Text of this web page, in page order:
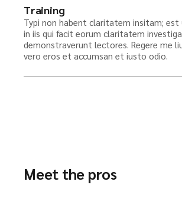
Training
Typi non habent claritatem insitam; est
in iis qui facit eorum claritatem
demonstraverunt lectores. Regere me
vero eros et accumsan et iusto odio.
Meet the pros